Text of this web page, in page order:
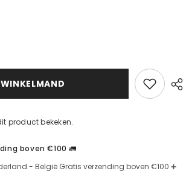
product bekeken.
boven €100 🚛
- België Gratis verzending boven €100 ➕